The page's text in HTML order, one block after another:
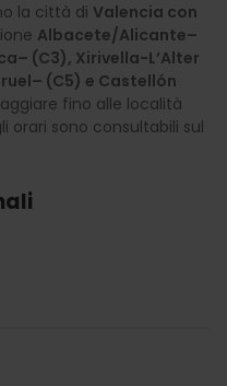
la città di Valencia con
Albacete/Alicante–
(C3), Xirivella-L’Alter
(C5) e Castellón
fino alle località
orari sono consultabili sul